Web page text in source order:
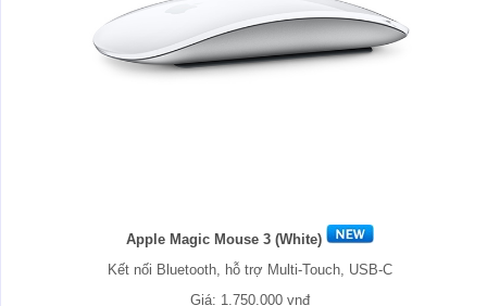
Apple Magic Mouse 3 (White)
Kết nối Bluetooth, hỗ trợ Multi-Touch, USB-C
Giá: 1.750.000 vnđ